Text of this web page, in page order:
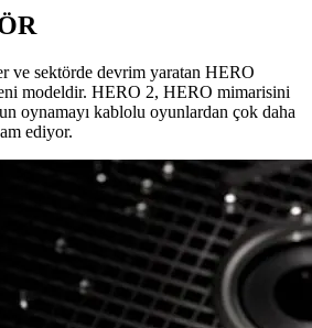
ve sektörde devrim yaratan HERO
modeldir. HERO 2, HERO mimarisini
oynamayı kablolu oyunlardan çok daha
ediyor.